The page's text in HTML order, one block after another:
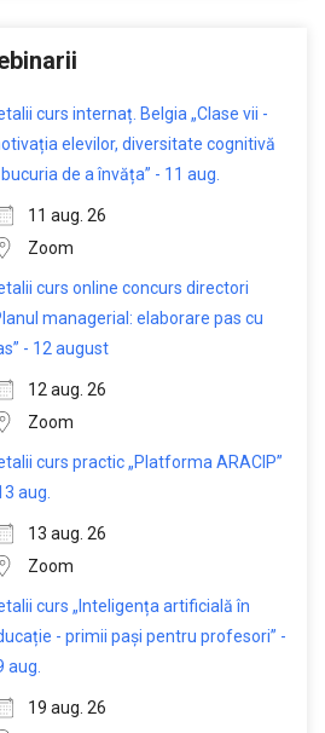
curs internaț. Belgia „Clase vii -
elevilor, diversitate cognitivă
de a învăța” - 11 aug.
11 aug. 26
Zoom
curs online concurs directori
managerial: elaborare pas cu
- 12 august
12 aug. 26
Zoom
curs practic „Platforma ARACIP”
aug.
13 aug. 26
Zoom
curs „Inteligența artificială în
- primii pași pentru profesori” -
aug.
19 aug. 26